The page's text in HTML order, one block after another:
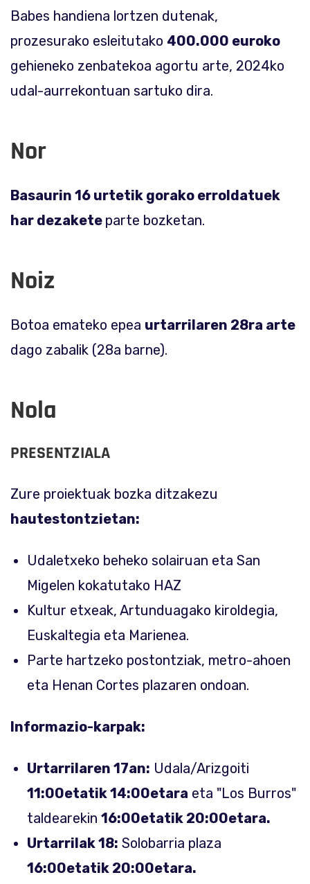
Babes handiena lortzen dutenak,
prozesurako esleitutako 400.000 euroko
gehieneko zenbatekoa agortu arte, 2024ko
udal-aurrekontuan sartuko dira.
Nor
Basaurin 16 urtetik gorako erroldatuek
har dezakete parte bozketan.
Noiz
Botoa emateko epea urtarrilaren 28ra arte
dago zabalik (28a barne).
Nola
PRESENTZIALA
Zure proiektuak bozka ditzakezu
hautestontzietan:
Udaletxeko beheko solairuan eta San
Migelen kokatutako HAZ
Kultur etxeak, Artunduagako kiroldegia,
Euskaltegia eta Marienea.
Parte hartzeko postontziak, metro-ahoen
eta Henan Cortes plazaren ondoan.
Informazio-karpak:
Urtarrilaren 17an: Udala/Arizgoiti
11:00etatik 14:00etara eta "Los Burros"
taldearekin 16:00etatik 20:00etara.
Urtarrilak 18: Solobarria plaza
16:00etatik 20:00etara.